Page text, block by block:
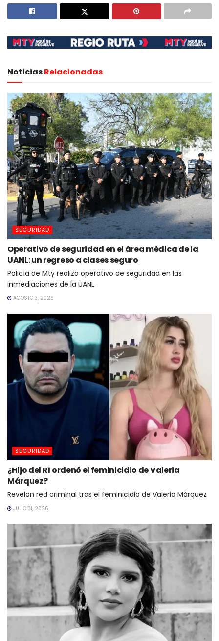
NoticiasRelacionadas
SEGURIDAD
Operativo de seguridad en el área médica de la
UANL: un regreso a clases seguro
Policía de Mty realiza operativo de seguridad en las
inmediaciones de la UANL
AGOSTO 3, 2026
SEGURIDAD
¿Hijo del R1 ordenó el feminicidio de Valeria
Márquez?
Revelan red criminal tras el feminicidio de Valeria Márquez
JULIO 31, 2026